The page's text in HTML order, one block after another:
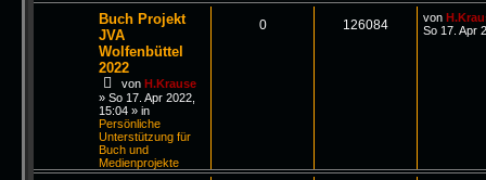
Buch Projekt
JVA
Wolfenbüttel
2022
von H.Krause
» So 17. Apr 2022,
15:04 » in
Persönliche
Unterstützung für
Buch und
Medienprojekte
0 126084 von
So 17. Apr